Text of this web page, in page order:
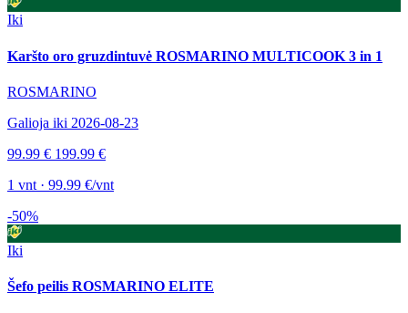
Iki
Karšto oro gruzdintuvė ROSMARINO MULTICOOK 3 in 1
ROSMARINO
Galioja iki 2026-08-23
99.99 € 199.99 €
1 vnt · 99.99 €/vnt
-50%
Iki
Šefo peilis ROSMARINO ELITE